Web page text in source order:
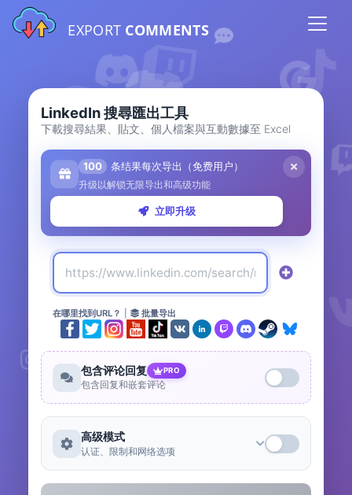
EXPORT COMMENTS
LinkedIn 搜尋匯出工具
下載搜尋結果、貼文、個人檔案與互動數據至 Excel
100 条结果每次导出（免费用户）
升级以解锁无限导出和高级功能
立即升级
在哪里找到URL？ 批量导出
包含评论回复 PRO
包含回复和嵌套评论
高级模式
认证、限制和网络选项